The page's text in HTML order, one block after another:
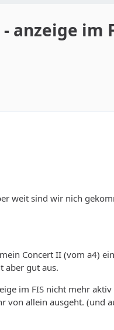
anzeige im
weit sind wir nich
Concert II (vom a4)
aber gut aus.
im FIS nicht mehr
von allein ausgeht. (und